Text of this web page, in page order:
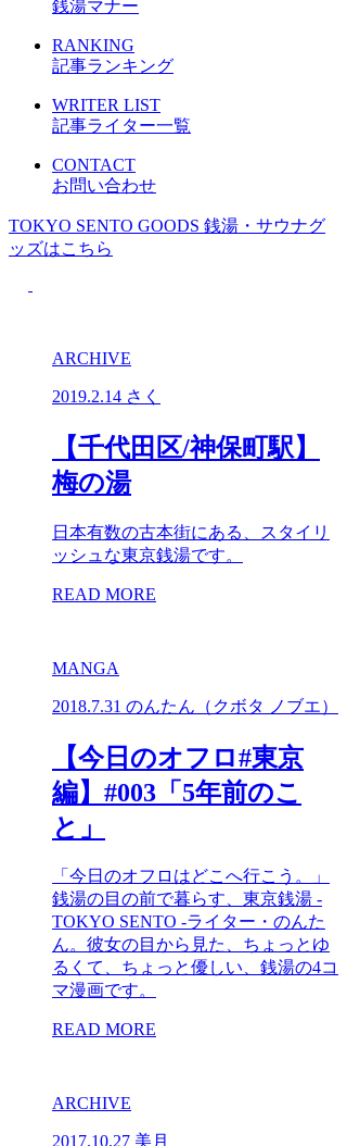
銭湯マナー
RANKING
記事ランキング
WRITER LIST
記事ライター一覧
CONTACT
お問い合わせ
TOKYO SENTO GOODS 銭湯・サウナグ
ッズはこちら
ARCHIVE
2019.2.14 さく
【千代田区/神保町駅】
梅の湯
日本有数の古本街にある、スタイリ
ッシュな東京銭湯です。
READ MORE
MANGA
2018.7.31 のんたん（クボタ ノブエ）
【今日のオフロ#東京
編】#003「5年前のこ
と」
「今日のオフロはどこへ行こう。」
銭湯の目の前で暮らす、東京銭湯 -
TOKYO SENTO -ライター・のんた
ん。彼女の目から見た、ちょっとゆ
るくて、ちょっと優しい、銭湯の4コ
マ漫画です。
READ MORE
ARCHIVE
2017.10.27 美月